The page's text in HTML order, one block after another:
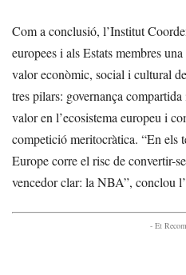
Com a conclusió, l’Institut
europees i als Estats membres
valor econòmic, social i cultural
tres pilars: governança
valor en l’ecosistema europeu i
competició meritocràtica. “En els
Europe corre el risc de convertir-
vencedor clar: la NBA”, conclou
- Et